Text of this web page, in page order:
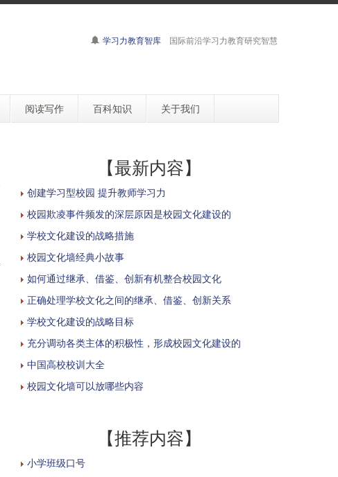
学习力教育智库 国际前沿学习力教育研究智慧
阅读写作 百科知识 关于我们
【最新内容】
创建学习型校园 提升教师学习力
校园欺凌事件频发的深层原因是校园文化建设的
学校文化建设的战略措施
校园文化墙经典小故事
如何通过继承、借鉴、创新有机整合校园文化
正确处理学校文化之间的继承、借鉴、创新关系
学校文化建设的战略目标
充分调动各类主体的积极性，形成校园文化建设的
中国高校校训大全
校园文化墙可以放哪些内容
【推荐内容】
小学班级口号